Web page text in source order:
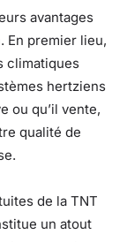
avantages
En premier lieu,
climatiques
hertziens
ou qu’il vente,
qualité de
de la TNT
un atout